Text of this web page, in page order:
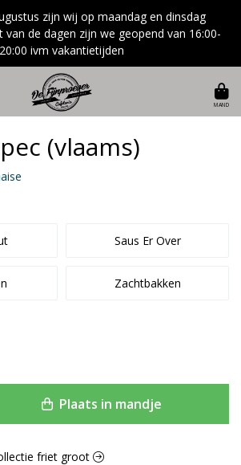
zijn wij op maandag en dinsdag
van de dagen zijn we geopend van 16:00-
20:00 ivm vakantietijden
MAND
(vlaams)
Saus Er Over
Zachtbakken
Plaats in mandje
friet groot